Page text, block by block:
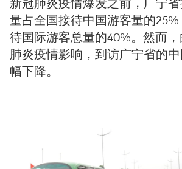
量占全国接待中国游客量的
待国际游客总量的40%。然而
肺炎疫情影响，到访广宁省的
幅下降。